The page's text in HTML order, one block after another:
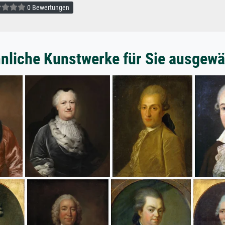
0 Bewertungen
Kunstwerke für Sie